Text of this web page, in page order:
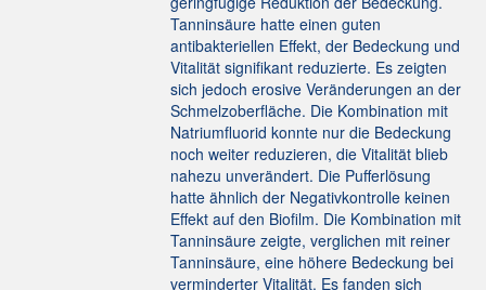
Tanninsäure hatte einen guten
antibakteriellen Effekt, der Bedeckung und
Vitalität signifikant reduzierte. Es zeigten
sich jedoch erosive Veränderungen an der
Schmelzoberfläche. Die Kombination mit
Natriumfluorid konnte nur die Bedeckung
noch weiter reduzieren, die Vitalität blieb
nahezu unverändert. Die Pufferlösung
hatte ähnlich der Negativkontrolle keinen
Effekt auf den Biofilm. Die Kombination mit
Tanninsäure zeigte, verglichen mit reiner
Tanninsäure, eine höhere Bedeckung bei
verminderter Vitalität. Es fanden sich